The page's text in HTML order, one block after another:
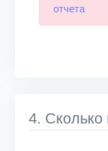
отчета
4. Сколько